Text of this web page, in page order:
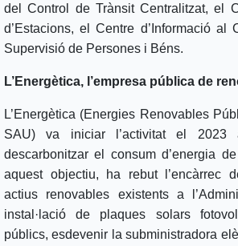
del Control de Trànsit Centralitzat, el
d’Estacions, el Centre d’Informació
Supervisió de Persones i Béns.
L’Energètica, l’empresa pública de
L’Energètica (Energies Renovables
SAU) va iniciar l’activitat el
descarbonitzar el consum d’energia
aquest objectiu, ha rebut l’encàrrec
actius renovables existents a
instal·lació de plaques solars
públics, esdevenir la subministradora